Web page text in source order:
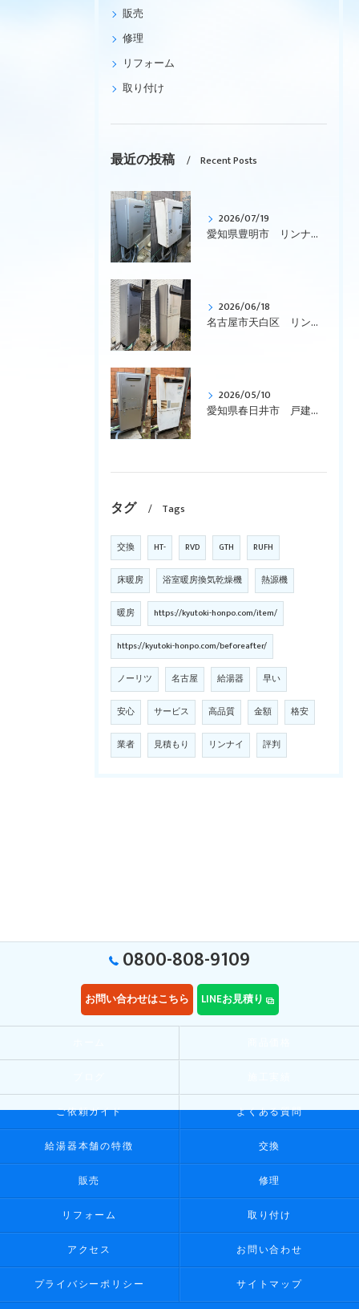
販売
修理
リフォーム
取り付け
最近の投稿 Recent Posts
2026/07/19
愛知県豊明市 リンナイ、ガス給湯暖房用熱源機、エコジョーズ、壁掛型「RUFH-K2403AW2-3(A)」から「RUFH-E2407SAW(A)」への交換です
2026/06/18
名古屋市天白区 リンナイ、エコジョーズ、ガス給湯暖房用熱源機、コンパクトタイプ「RVD-E2401SAW2-1」を「RVD-E2405SAW2-1(C)」へ取替えです。
2026/05/10
愛知県春日井市 戸建て、リンナイ、壁掛型、暖房付き「RUFH-VD2400SAW2-3」からエコジョーズ「RVD-E2405SAW2-3(C)」に交換しました。
タグ Tags
交換 HT- RVD GTH RUFH
床暖房 浴室暖房換気乾燥機 熱源機
暖房 https://kyutoki-honpo.com/item/
https://kyutoki-honpo.com/beforeafter/
ノーリツ 名古屋 給湯器 早い
安心 サービス 高品質 金額 格安
業者 見積もり リンナイ 評判
0800-808-9109
お問い合わせはこちら LINEお見積り
ご依頼ガイド よくある質問
給湯器本舗の特徴 交換
販売 修理
リフォーム 取り付け
アクセス お問い合わせ
プライバシーポリシー サイトマップ